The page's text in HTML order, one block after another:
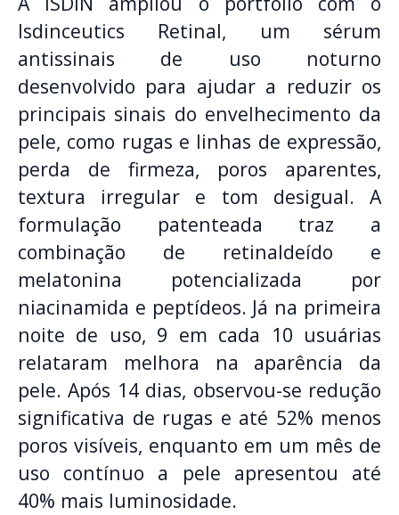
Isdinceutics Retinal, um sérum
antissinais de uso noturno
desenvolvido para ajudar a reduzir os
principais sinais do envelhecimento da
pele, como rugas e linhas de expressão,
perda de firmeza, poros aparentes,
textura irregular e tom desigual. A
formulação patenteada traz a
combinação de retinaldeído e
melatonina potencializada por
niacinamida e peptídeos. Já na primeira
noite de uso, 9 em cada 10 usuárias
relataram melhora na aparência da
pele. Após 14 dias, observou-se redução
significativa de rugas e até 52% menos
poros visíveis, enquanto em um mês de
uso contínuo a pele apresentou até
40% mais luminosidade.